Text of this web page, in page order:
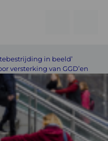
in beeld’
versterking van GGD’en